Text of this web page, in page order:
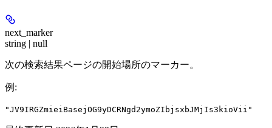
next_marker
string | null
次の検索結果ページの開始場所のマーカー。
例 :
"JV9IRGZmieiBasejOG9yDCRNgd2ymoZIbjsxbJMjIs3kioVii"